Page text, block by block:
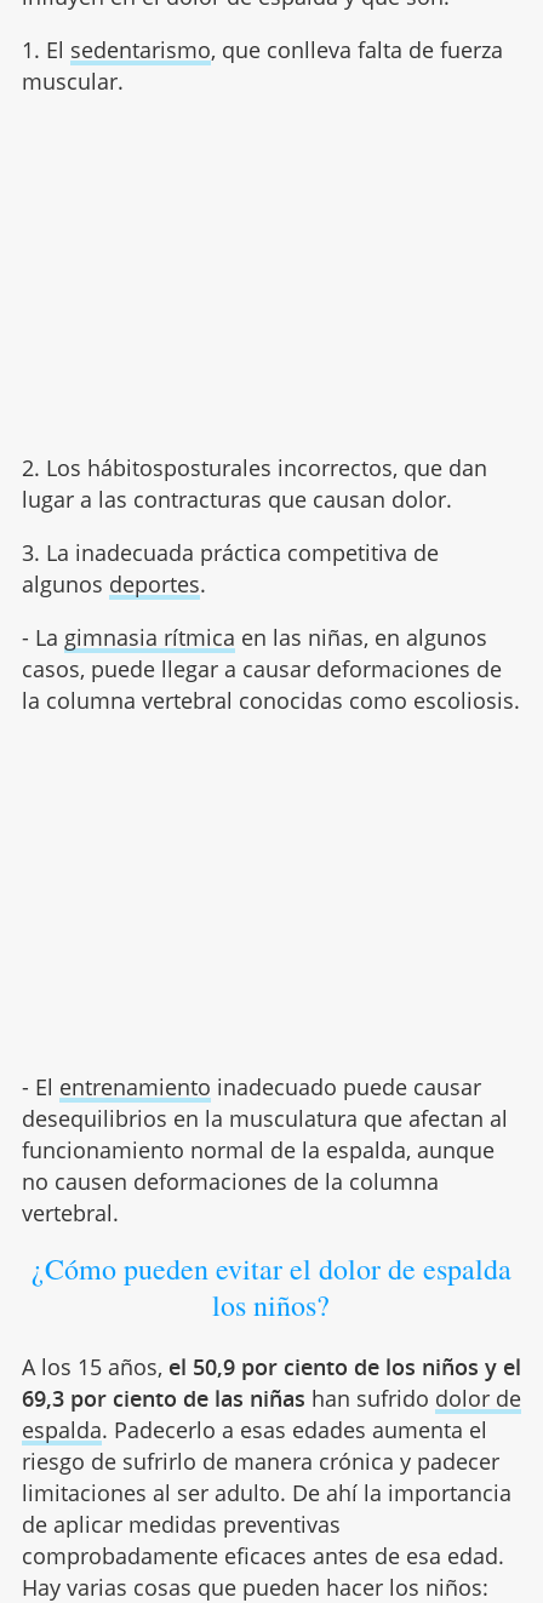
1. El sedentarismo, que conlleva falta de fuerza
muscular.
2. Los hábitosposturales incorrectos, que dan
lugar a las contracturas que causan dolor.
3. La inadecuada práctica competitiva de
algunos deportes.
- La gimnasia rítmica en las niñas, en algunos
casos, puede llegar a causar deformaciones de
la columna vertebral conocidas como escoliosis.
- El entrenamiento inadecuado puede causar
desequilibrios en la musculatura que afectan al
funcionamiento normal de la espalda, aunque
no causen deformaciones de la columna
vertebral.
¿Cómo pueden evitar el dolor de espalda
los niños?
A los 15 años, el 50,9 por ciento de los niños y el
69,3 por ciento de las niñas han sufrido dolor de
espalda. Padecerlo a esas edades aumenta el
riesgo de sufrirlo de manera crónica y padecer
limitaciones al ser adulto. De ahí la importancia
de aplicar medidas preventivas
comprobadamente eficaces antes de esa edad.
Hay varias cosas que pueden hacer los niños: